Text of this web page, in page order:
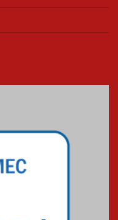
campanha
apoiar famílias em